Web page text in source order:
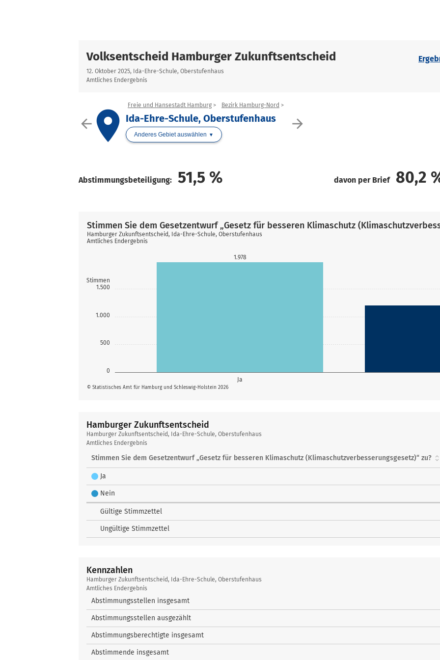
Volksentscheid Hamburger Zukunftsentscheid
12. Oktober 2025, Ida-Ehre-Schule, Oberstufenhaus
Amtliches Endergebnis
arrow_back arrow_forward
place
Freie und Hansestadt Hamburg Bezirk Hamburg-Nord
Ida-Ehre-Schule, Oberstufenhaus
Anderes Gebiet auswählen
Abstimmungsbeteiligung: 51,5 % davon per Brief 80,2
0
500
1.000
1.500
Stimmen
Ja
1.978
© Statistisches Amt für Hamburg und Schleswig-Holstein 2026
Stimmen Sie dem Gesetzentwurf „Gesetz für besseren Klimaschutz
Hamburger Zukunftsentscheid, Ida-Ehre-Schule, Oberstufenhaus
Amtliches Endergebnis
Hamburger Zukunftsentscheid
Hamburger
Zukunftsentscheid
Hamburger Zukunftsentscheid, Ida-Ehre-Schule, Oberstufenhaus
Amtliches Endergebnis
Stimmen Sie dem Gesetzentwurf „Gesetz für besseren Klimaschutz (Klimaschutzverbesserungsgesetz)“ zu?
Ja
Nein
Gültige Stimmzettel
Ungültige Stimmzettel
Kennzahlen
Kennzahlen
Hamburger Zukunftsentscheid, Ida-Ehre-Schule, Oberstufenhaus
Amtliches Endergebnis
Abstimmungsstellen insgesamt
Abstimmungsstellen ausgezählt
Abstimmungsberechtigte insgesamt
Abstimmende insgesamt